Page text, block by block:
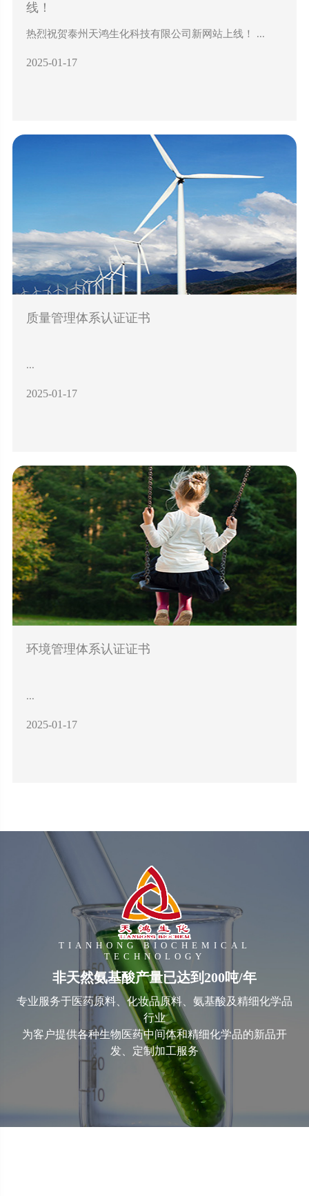
线！
热烈祝贺泰州天鸿生化科技有限公司新网站上线！ ...
2025-01-17
质量管理体系认证证书
...
2025-01-17
环境管理体系认证证书
...
2025-01-17
TIANHONG BIOCHEMICAL
TECHNOLOGY
非天然氨基酸产量已达到200吨/年
专业服务于医药原料、化妆品原料、氨基酸及精细化学品
行业
为客户提供各种生物医药中间体和精细化学品的新品开
发、定制加工服务